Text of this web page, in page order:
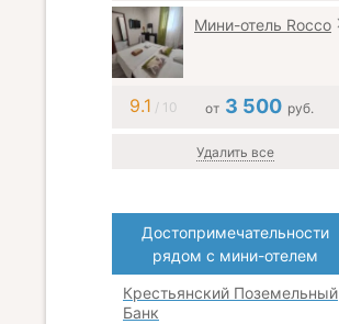
Мини-отель Rocco
9.1 / 10 от 3 500 руб.
Удалить все
Достопримечательности
рядом с мини-отелем
Крестьянский Поземельный
Банк